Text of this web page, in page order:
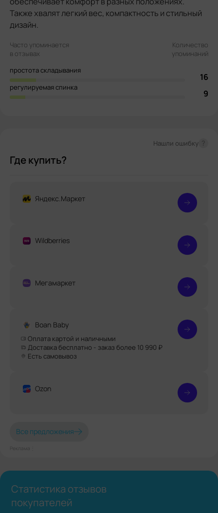
Также хвалят легкий вес, компактность и стильный
дизайн.
Часто упоминается
в отзывах
Количество
упоминаний
простота складывания
16
регулируемая спинка
9
Где купить?
Нашли ошибку
Яндекс.Маркет
Wildberries
Мегамаркет
Boan Baby
Оплата картой и наличными
Доставка бесплатно - заказ более 10 990 ₽
Есть самовывоз
Ozon
Все предложения
Реклама⋮
Статистика отзывов
покупателей